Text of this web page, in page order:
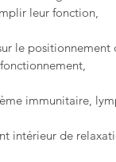
leur fonction,
le positionnement
fonctionnement,
immunitaire,
intérieur de